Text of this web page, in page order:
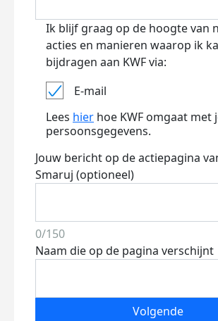
Ik blijf graag op de hoogte van
acties en manieren waarop ik
bijdragen aan KWF via:
E-mail
Lees hier hoe KWF omgaat met
persoonsgegevens.
Jouw bericht op de actiepagina
Smaruj (optioneel)
0/150
Naam die op de pagina verschijnt
Volgende